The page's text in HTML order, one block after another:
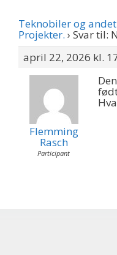
Teknobiler og
Projekter. › Svar til:
april 22, 2026 kl.
Flemming
Rasch
Participant